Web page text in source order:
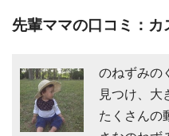
先輩ママの口コミ：
のねずみの
見つけ、大
たくさんの